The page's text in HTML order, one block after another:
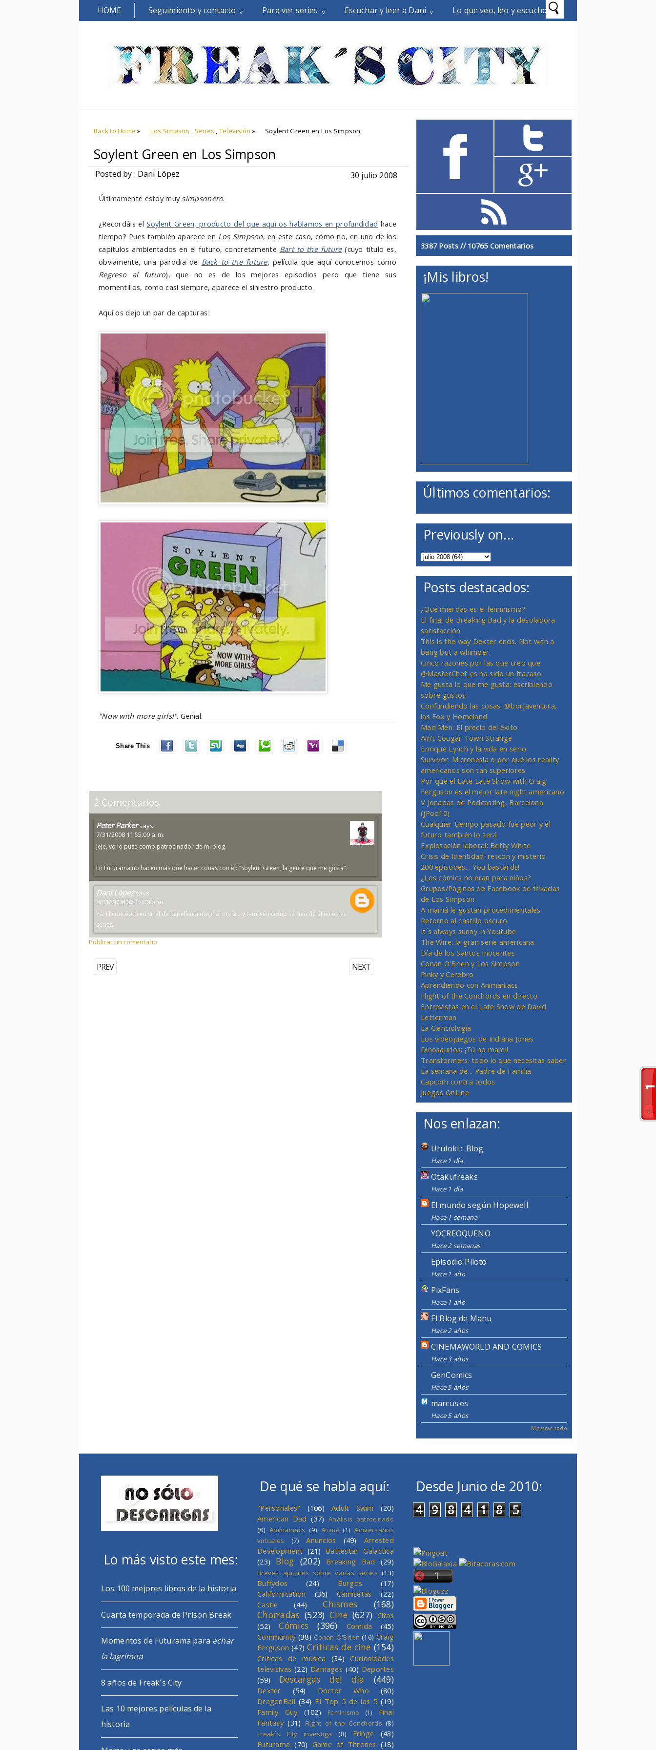
HOME Seguimiento y contacto Para ver series Escuchar y leer a Dani Lo que veo, leo y escucho
Back to Home » Los Simpson , Series ,Televisión » Soylent Green en Los Simpson
Soylent Green en Los Simpson
Posted by : Dani López 30 julio 2008
Últimamente estoy muy simpsonero.
¿Recordáis elSoylent Green, producto del que aquí os hablamos en profundidad hace
tiempo? Pues también aparece en Los Simpson, en este caso, cómo no, en uno de los
capítulos ambientados en el futuro, concretamente Bart to the future(cuyo título es,
obviamente, una parodia de Back to the future, película que aquí conocemos como
Regreso al futuro), que no es de los mejores episodios pero que tiene sus
momentillos, como casi siempre, aparece el siniestro producto.
Aquí os dejo un par de capturas:
"Now with more girls!". Genial.
Share This
2 Comentarios.
Peter Parker says:
7/31/2008 11:55:00 a. m.
Jeje, yo lo puse como patrocinador de mi blog.
En Futurama no hacen más que hacer coñas con él: "Soylent Green, la gente que me gusta".
Dani López says:
8/01/2008 07:17:00 p. m.
Ya. El concepto en sí, el de la película original mola... y también cómo se ríen de él en estas
series.
Publicar un comentario
NEXT
PREV
3387 Posts // 10765 Comentarios
¡Mis libros!
Últimos comentarios:
Previously on...
Posts destacados:
¿Qué mierdas es el feminismo?
El final de Breaking Bad y la desoladora
satisfacción
This is the way Dexter ends. Not with a
bang but a whimper.
Cinco razones por las que creo que
@MasterChef_es ha sido un fracaso
Me gusta lo que me gusta: escribiendo
sobre gustos
Confundiendo las cosas: @borjaventura,
las Fox y Homeland
Mad Men: El precio del éxito
Ain’t Cougar Town Strange
Enrique Lynch y la vida en serio
Survivor: Micronesia o por qué los reality
americanos son tan superiores
Por qué el Late Late Show with Craig
Ferguson es el mejor late night americano
V Jonadas de Podcasting, Barcelona
(jPod10)
Cualquier tiempo pasado fue peor y el
futuro también lo será
Explotación laboral: Betty White
Crisis de Identidad: retcon y misterio
200 episodes... You bastards!
¿Los cómics no eran para niños?
Grupos/Páginas de Facebook de frikadas
de Los Simpson
A mamá le gustan procedimentales
Retorno al castillo oscuro
It´s always sunny in Youtube
The Wire: la gran serie americana
Día de los Santos Inocentes
Conan O'Brien y Los Simpson
Pinky y Cerebro
Aprendiendo con Animaniacs
Flight of the Conchords en directo
Entrevistas en el Late Show de David
Letterman
La Cienciología
Los videojuegos de Indiana Jones
Dinosaurios: ¡Tú no mami!
Transformers: todo lo que necesitas saber
La semana de... Padre de Familia
Capcom contra todos
Juegos OnLine
Nos enlazan:
Uruloki :: Blog
Hace 1 día
Otakufreaks
Hace 1 día
El mundo según Hopewell
Hace 1 semana
YOCREOQUENO
Hace 2 semanas
Episodio Piloto
Hace 1 año
PixFans
Hace 1 año
El Blog de Manu
Hace 2 años
CINEMAWORLD AND COMICS
Hace 3 años
GenComics
Hace 5 años
marcus.es
Hace 5 años
Mostrar todo
Lo más visto este mes:
Los 100 mejores libros de la historia
Cuarta temporada de Prison Break
Momentos de Futurama para echar
la lagrimita
8 años de Freak´s City
Las 10 mejores películas de la
historia
De qué se habla aquí:
"Personales" (106) Adult Swim
(20)
American Dad (37) Análisis patrocinado
(8) Animaniacs (9) Anime (1) Aniversarios
virtuales
(7) Anuncios (49)
Arrested
Development (21) Battestar Galactica
(23)
Blog (202) Breaking Bad (29)
Breves apuntes sobre varias series (13)
Buffydos (24) Burgos
(17)
Californication
(36) Camisetas
(22)
Castle
(44) Chismes
(168)
Chorradas (523) Cine (627) Citas
(52)
Cómics (396) Comida
(45)
Community (38) Conan O'Brien (16) Craig
Ferguson (47) Críticas de cine (154)
Críticas de música (34)
Curiosidades
televisivas (22) Damages (40) Deportes
(59)
Descargas del día (449)
Dexter (54) Doctor Who
(80)
DragonBall (34) El Top 5 de las 5 (19)
Family Guy
(102) Feminismo (1)
Final
Fantasy (31) Flight of the Conchords (8)
Freak´s City investiga
(8) Fringe
(43)
Futurama (70) Game of Thrones (18)
Desde Junio de 2010:
4 9 8 4 1 8 5